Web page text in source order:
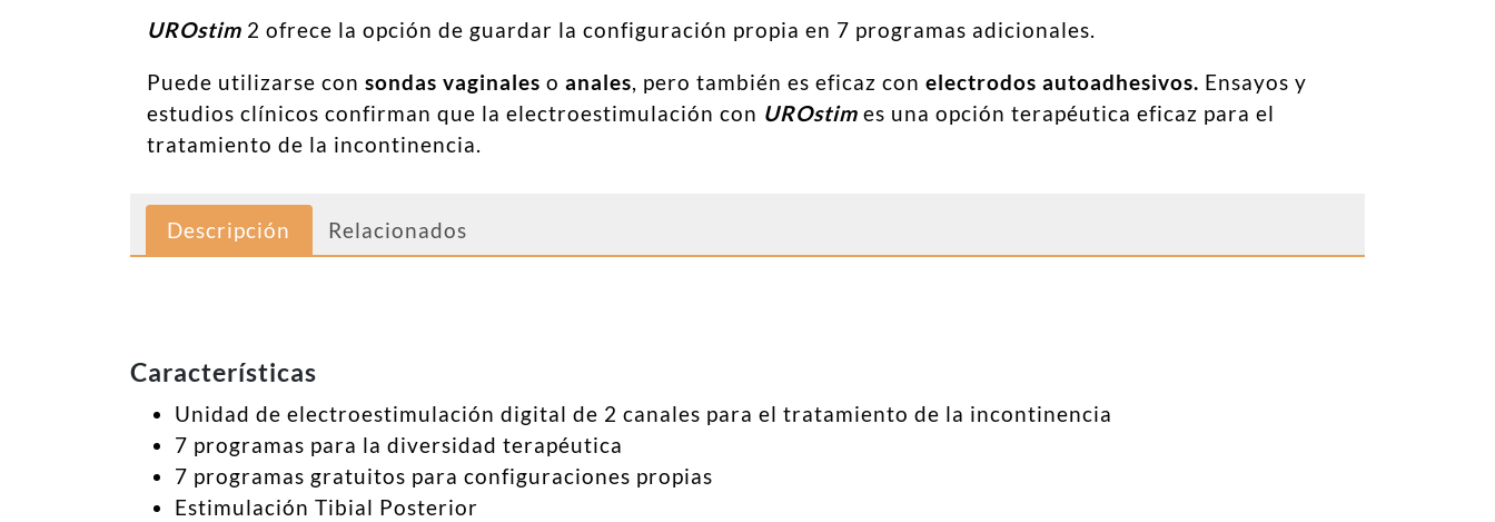
UROstim 2 ofrece la opción de guardar la configuración propia en 7 programas adicionales.
Puede utilizarse con sondas vaginales o anales, pero también es eficaz con electrodos autoadhesivos. Ensayos y
estudios clínicos confirman que la electroestimulación con UROstim es una opción terapéutica eficaz para el
tratamiento de la incontinencia.
Descripción Relacionados
Características
Unidad de electroestimulación digital de 2 canales para el tratamiento de la incontinencia
7 programas para la diversidad terapéutica
7 programas gratuitos para configuraciones propias
Estimulación Tibial Posterior